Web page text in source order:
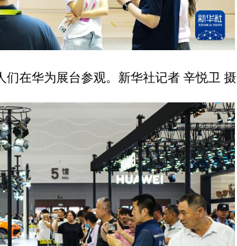
在华为展台参观。新华社记者 辛悦卫 摄